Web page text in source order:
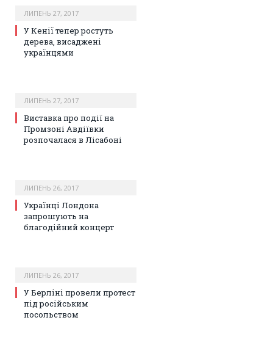
ЛИПЕНЬ 27, 2017
У Кенії тепер ростуть
дерева, висаджені
українцями
ЛИПЕНЬ 27, 2017
Виставка про події на
Промзоні Авдіївки
розпочалася в Лісабоні
ЛИПЕНЬ 26, 2017
Українці Лондона
запрошують на
благодійний концерт
ЛИПЕНЬ 26, 2017
У Берліні провели протест
під російським
посольством